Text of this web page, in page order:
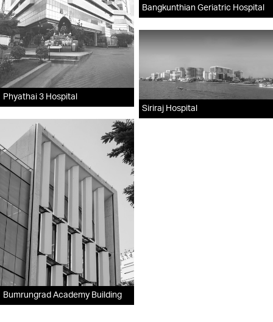
Phyathai 3 Hospital
Bangkunthian Geriatric Hospital
Siriraj Hospital
Bumrungrad Academy Building